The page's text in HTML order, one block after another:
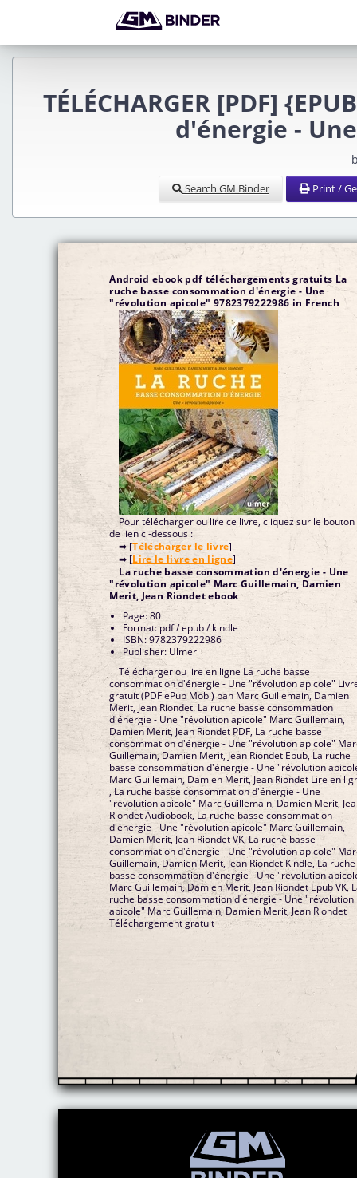
TÉLÉCHARGER [PDF]
d'énergie -
Search GM Binder Print /
Android ebook pdf téléchargements gratuits La
ruche basse consommation d'énergie - Une
"révolution apicole" 9782379222986 in French
Pour télécharger ou lire ce livre, cliquez sur le bouton
de lien ci-dessous :
➡ [Télécharger le livre]
➡ [Lire le livre en ligne]
La ruche basse consommation d'énergie - Une
"révolution apicole" Marc Guillemain, Damien
Merit, Jean Riondet ebook
Page: 80
Format: pdf / epub / kindle
ISBN: 9782379222986
Publisher: Ulmer
Télécharger ou lire en ligne La ruche basse
consommation d'énergie - Une "révolution apicole" Livre
gratuit (PDF ePub Mobi) pan Marc Guillemain, Damien
Merit, Jean Riondet. La ruche basse consommation
d'énergie - Une "révolution apicole" Marc Guillemain,
Damien Merit, Jean Riondet PDF, La ruche basse
consommation d'énergie - Une "révolution apicole" Marc
Guillemain, Damien Merit, Jean Riondet Epub, La ruche
basse consommation d'énergie - Une "révolution apicole"
Marc Guillemain, Damien Merit, Jean Riondet Lire en
, La ruche basse consommation d'énergie - Une
"révolution apicole" Marc Guillemain, Damien Merit,
Riondet Audiobook, La ruche basse consommation
d'énergie - Une "révolution apicole" Marc Guillemain,
Damien Merit, Jean Riondet VK, La ruche basse
consommation d'énergie - Une "révolution apicole" Marc
Guillemain, Damien Merit, Jean Riondet Kindle, La ruche
basse consommation d'énergie - Une "révolution apicole"
Marc Guillemain, Damien Merit, Jean Riondet Epub VK,
ruche basse consommation d'énergie - Une "révolution
apicole" Marc Guillemain, Damien Merit, Jean Riondet
Téléchargement gratuit